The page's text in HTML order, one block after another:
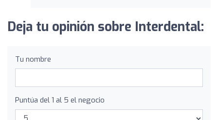
Deja tu opinión sobre Interdental:
Tu nombre
Puntúa del 1 al 5 el negocio